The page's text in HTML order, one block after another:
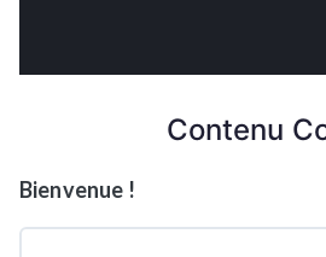
Contenu
Bienvenue !